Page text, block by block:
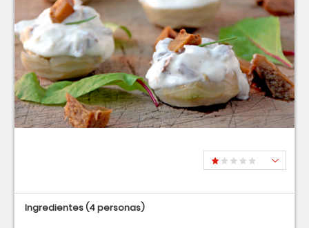
Ingredientes(4 personas)